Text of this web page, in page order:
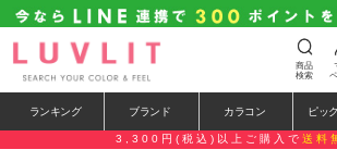
商品
検索
ランキング ブランド カラコン ピッ
3,300円(税込)以上ご購入で 送料